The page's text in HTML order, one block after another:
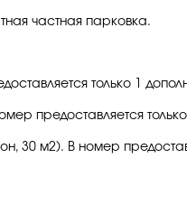
частная парковка.
только 1
предоставляется
30 м2). В номер